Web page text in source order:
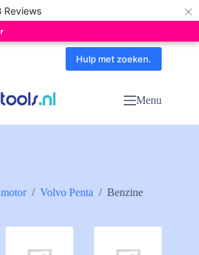
Reviews ×
Hulp met zoeken.
Menu
/ Volvo Penta / Benzine